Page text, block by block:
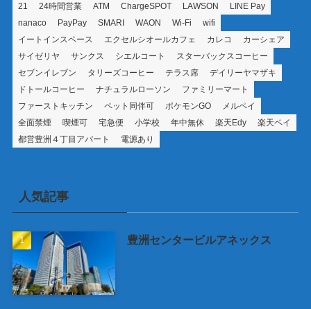
21 24時間営業 ATM ChargeSPOT LAWSON
LINE Pay
nanaco
PayPay SMARI WAON Wi-Fi
wifi
イートインスペース
エクセルシオールカフェ カレコ
カーシェア
サイゼリヤ
サンクス シエルコート
スターバックスコーヒー
セブンイレブン
タリーズコーヒー テラス席
デイリーヤマザキ
ドトールコーヒー
ナチュラルローソン
ファミリーマート
ファーストキッチン
ペット同伴可 ポケモンGO
メルペイ
全面禁煙
喫煙可 宅急便 小学校 年中無休 楽天Edy
楽天ペイ
都営豊洲４丁目アパート
電源あり
人気記事
豊洲センタービルアネックス